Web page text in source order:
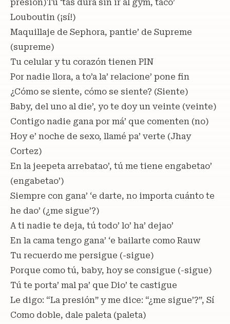
presión)Tú ‘tás dura sin ir al gym, taco’
Louboutin (¡sí!)
Maquillaje de Sephora, pantie’ de Supreme
(supreme)
Tu celular y tu corazón tienen PIN
Por nadie llora, a to’a la’ relacione’ pone fin
¿Cómo se siente, cómo se siente? (Siente)
Baby, del uno al die’, yo te doy un veinte (veinte)
Contigo nadie gana por má’ que comenten (no)
Hoy e’ noche de sexo, llamé pa’ verte (Jhay
Cortez)
En la jeepeta arrebatao’, tú me tiene engabetao’
(engabetao’)
Siempre con gana’ ‘e darte, no importa cuánto te
he dao’ (¿me sigue’?)
A ti nadie te deja, tú todo’ lo’ ha’ dejao’
En la cama tengo gana’ ‘e bailarte como Rauw
Tu recuerdo me persigue (-sigue)
Porque como tú, baby, hoy se consigue (-sigue)
Tú te porta’ mal pa’ que Dio’ te castigue
Le digo: “La presión” y me dice: “¿me sigue’?”, Sí
Como doble, dale paleta (paleta)